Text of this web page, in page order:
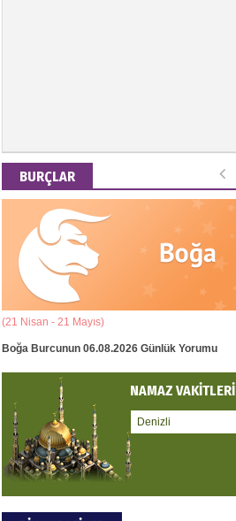
PANDEMİ SONRASI YENİ
DÜNYA DÜZENİ
ANADOLU BASIN YAYIN
BİRLİĞİ
Alaeddin Usta
DÜŞÜNCE VE DÜNYA
Mustafa Göker
Tülay Pay
BURÇLAR
(21 Nisan - 21 Mayıs)
Boğa Burcunun 06.08.2026 Günlük Yorumu
NAMAZ VAKİTLERİ